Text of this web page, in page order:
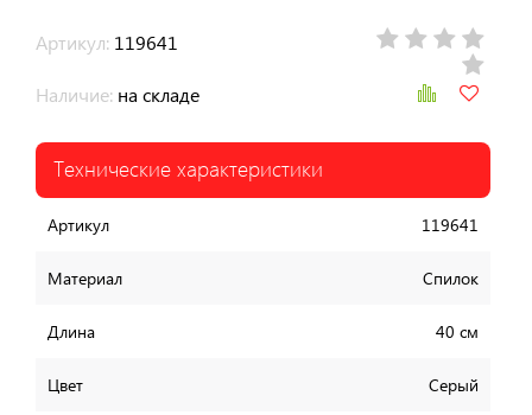
Артикул: 119641
Наличие: на складе
Технические характеристики
Артикул 119641
Материал Спилок
Длина 40 см
Цвет Серый